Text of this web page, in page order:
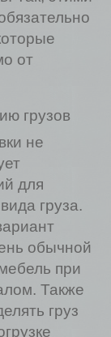
от
грузов
не
для
груза.
обычной
при
Также
груз